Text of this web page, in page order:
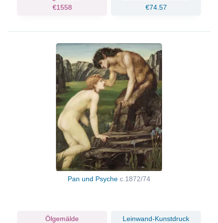
€1558
€74.57
Pan und Psyche c.1872/74
Ölgemälde
Leinwand-Kunstdruck